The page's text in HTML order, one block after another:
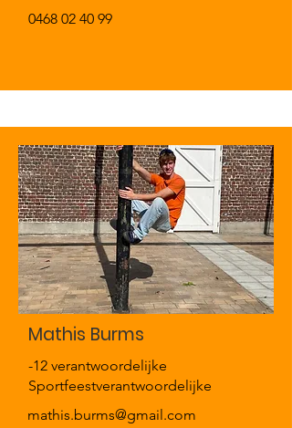
0468 02 40 99
Mathis Burms
-12 verantwoordelijke
Sportfeestverantwoordelijke
mathis.burms@gmail.com